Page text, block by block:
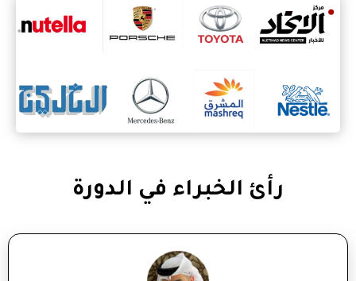
رأئ الخبراء في الدورة